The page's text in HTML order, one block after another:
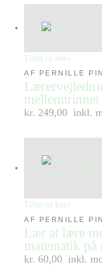
Tilføj til kurv
AF PERNILLE
mellemtrinnet
kr. 249,00 inkl.
Tilføj til kurv
AF PERNILLE
Lær at lære
matematik
kr. 60,00 inkl.